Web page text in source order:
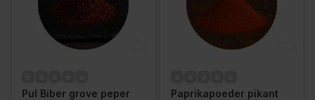
Pul Biber grove peper Paprikapoeder pikant